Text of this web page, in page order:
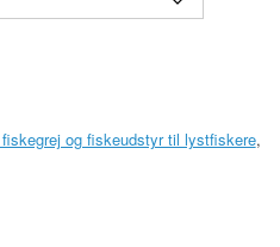
og fiskeudstyr til lystfiskere,